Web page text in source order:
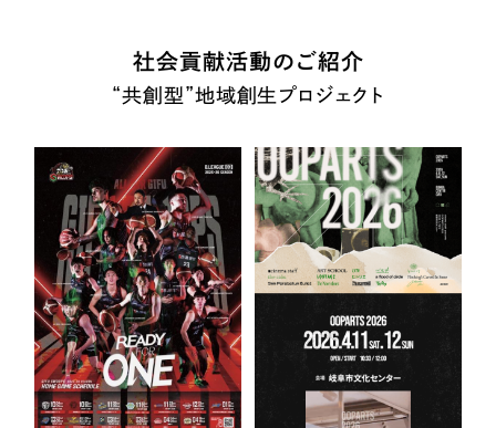
社会貢献活動のご紹介
“共創型”地域創生プロジェクト